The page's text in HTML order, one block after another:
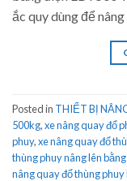
ắc quy dùng để
Posted in THIẾT BỊ
500kg,xe nâng quay đổ
phuy,xe nâng quay đổ
thùng phuy nâng lên
nâng quay đổ thùng